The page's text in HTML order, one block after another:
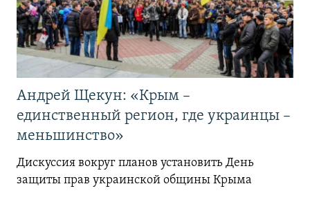
Андрей Щекун: «Крым –
единственный регион, где украинцы –
меньшинство»
Дискуссия вокруг планов установить День
защиты прав украинской общины Крыма